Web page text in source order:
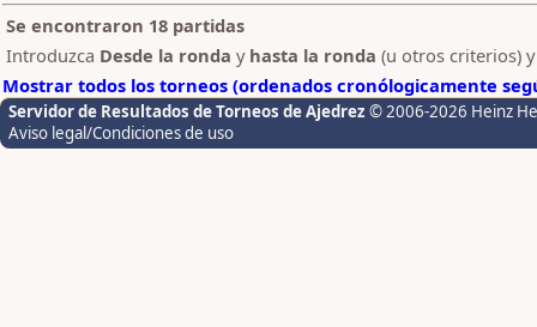
Se encontraron 18 partidas
Introduzca Desde la ronda y hasta la ronda (u otros criterios)
Mostrar todos los torneos (ordenados cronólogicamente
Servidor de Resultados de Torneos de Ajedrez © 2006-2026 Heinz
Aviso legal/Condiciones de uso